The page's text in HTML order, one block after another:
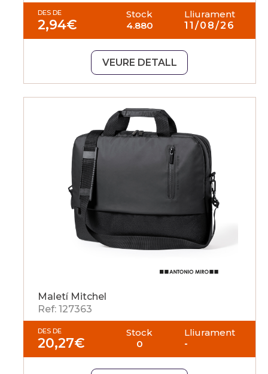
DES DE
2,94€
Stock
4.880
Lliurament
11/08/26
VEURE DETALL
Maletí Mitchel
Ref: 127363
DES DE
20,27€
Stock
0
Lliurament
-